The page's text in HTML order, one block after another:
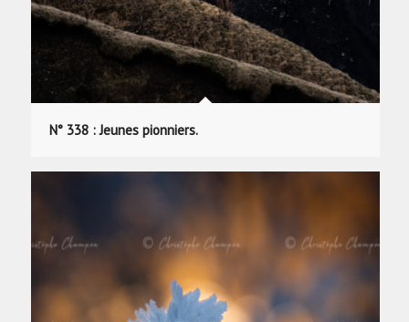
N° 338 : Jeunes pionniers.